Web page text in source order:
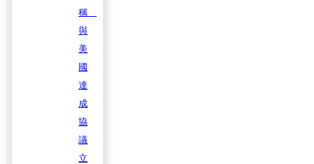
稱
與
美
國
達
成
協
議
立